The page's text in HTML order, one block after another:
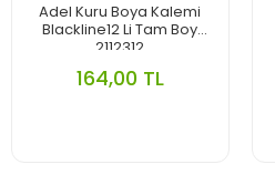
Adel Kuru Boya Kalemi
Blackline12 Li Tam Boy
2112312
164,00 TL